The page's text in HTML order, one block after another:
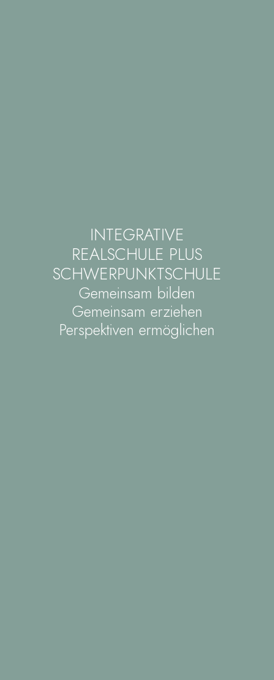
INTEGRATIVE
REALSCHULE PLUS
SCHWERPUNKTSCHULE
Gemeinsam bilden
Gemeinsam erziehen
Perspektiven ermöglichen